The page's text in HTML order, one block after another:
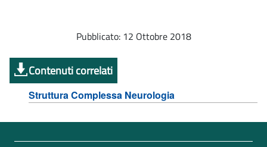
Pubblicato: 12 Ottobre 2018
Contenuti correlati
Struttura Complessa Neurologia